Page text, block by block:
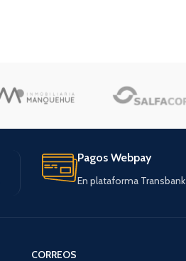
Pagos Webpay
En plataforma Transbank
CORREOS